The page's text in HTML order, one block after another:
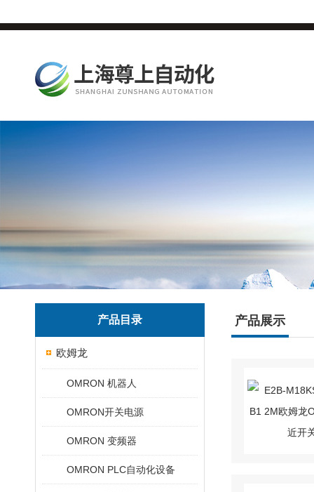
产品目录
欧姆龙
OMRON 机器人
OMRON开关电源
OMRON 变频器
OMRON PLC自动化设备
产品展示